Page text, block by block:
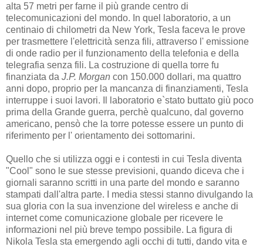
alta 57 metri per farne il più grande centro di
telecomunicazioni del mondo. In quel laboratorio, a un
centinaio di chilometri da New York, Tesla faceva le prove
per trasmettere l'elettricità senza fili, attraverso l' emissione
di onde radio per il funzionamento della telefonia e della
telegrafia senza fili. La costruzione di quella torre fu
finanziata da J.P. Morgan con 150.000 dollari, ma quattro
anni dopo, proprio per la mancanza di finanziamenti, Tesla
interruppe i suoi lavori. Il laboratorio e`stato buttato giù poco
prima della Grande guerra, perchè qualcuno, dal governo
americano, pensò che la torre potesse essere un punto di
riferimento per l' orientamento dei sottomarini.
Quello che si utilizza oggi e i contesti in cui Tesla diventa
"Cool" sono le sue stesse previsioni, quando diceva che i
giornali saranno scritti in una parte del mondo e saranno
stampati dall'altra parte. I media stessi stanno divulgando la
sua gloria con la sua invenzione del wireless e anche di
internet come comunicazione globale per ricevere le
informazioni nel più breve tempo possibile. La figura di
Nikola Tesla sta emergendo agli occhi di tutti, dando vita e